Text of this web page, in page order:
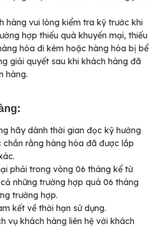
hàng vui lòng kiểm tra kỹ trước khi
hợp thiếu quà khuyến mại, thiếu
hóa đi kèm hoặc hàng hóa bị bể
giải quyết sau khi khách hàng đã
hàng.
hãy dành thời gian đọc kỹ hướng
chắn rằng hàng hóa đã được lắp
phải trong vòng 06 tháng kể từ
những trường hợp quá 06 tháng
trường hợp.
kết về thời hạn sử dụng.
vụ khách hàng liên hệ với khách